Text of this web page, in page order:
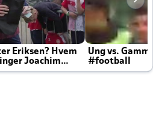
Eriksen? Hvem
Joachim
Ung vs.
#football